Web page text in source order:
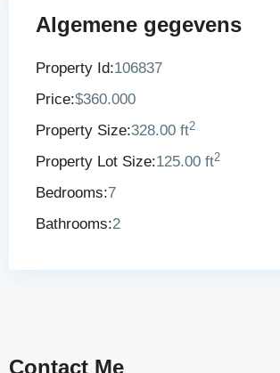
Algemene gegevens
Property Id:106837
Price:$360.000
Property Size:328.00 ft2
Property Lot Size:125.00 ft2
Bedrooms:7
Bathrooms:2
Contact Me